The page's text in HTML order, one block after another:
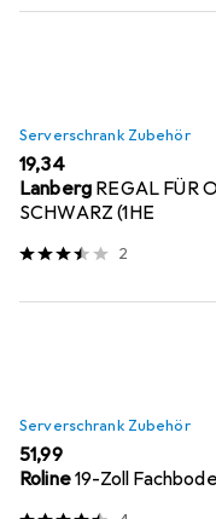
Serverschrank Zubehör
EUR
19,34
Lanberg REGAL FÜR
SCHWARZ (1HE
2
Serverschrank Zubehör
EUR
51,99
Roline19-Zoll